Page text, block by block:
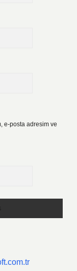
e-posta adresim ve